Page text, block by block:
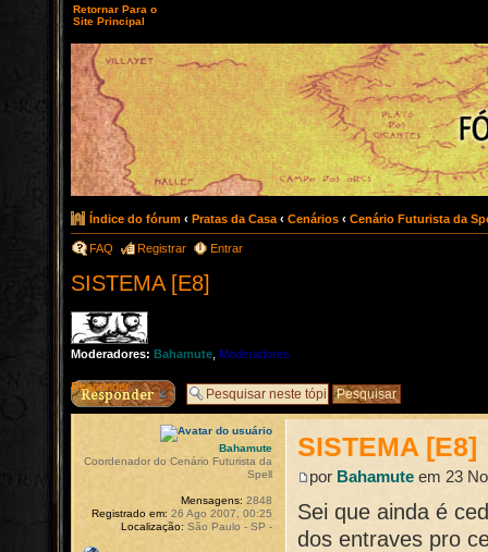
Retornar Para o
Site Principal
Índice do fórum ‹ Pratas da Casa ‹ Cenários ‹ Cenário Futurista da
FAQ Registrar Entrar
SISTEMA [E8]
Moderadores: Bahamute Moderadores
Responder
SISTEMA [E8]
por Bahamute em 23
Sei que ainda é
dos entraves pro
Bahamute
Coordenador do Cenário Futurista da
Spell
Mensagens: 2848
Registrado em: 26 Ago 2007, 00:25
Localização: São Paulo - SP -